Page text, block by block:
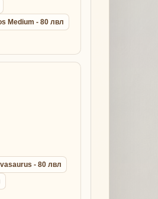
Medium - 80 лвл
- 80 лвл